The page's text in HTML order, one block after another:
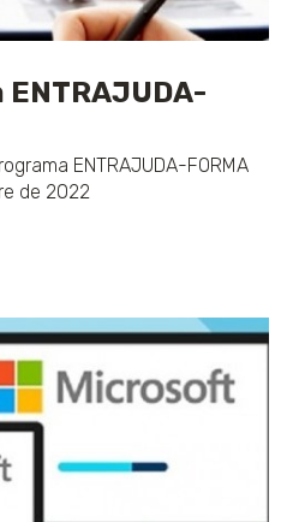
ENTRAJUDA-FORMA
de 2022